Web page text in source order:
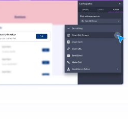
Mehr erfahren : Open Edit Screen